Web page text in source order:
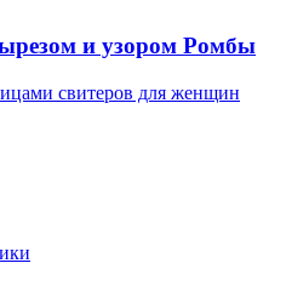
и узором Ромбы
свитеров для женщин